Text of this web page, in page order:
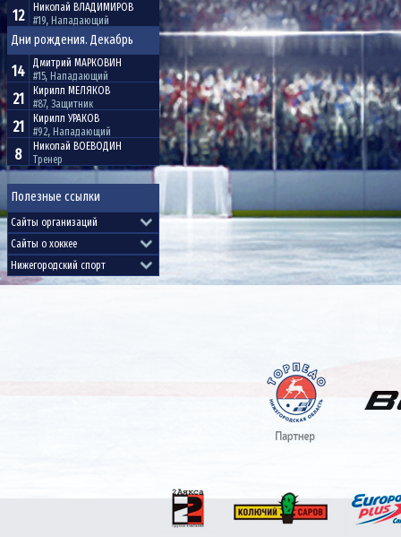
12 Николай ВЛАДИМИРОВ
#19, Нападающий
Дни рождения. Декабрь
14 Дмитрий МАРКОВИН
#15, Нападающий
21 Кирилл МЕЛЯКОВ
#87, Защитник
21 Кирилл УРАКОВ
#92, Нападающий
8 Николай ВОЕВОДИН
Тренер
Полезные ссылки